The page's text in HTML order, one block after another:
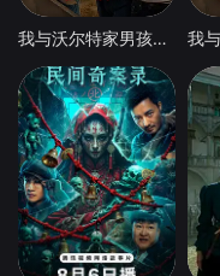
我与沃尔特家男孩的生活第三季